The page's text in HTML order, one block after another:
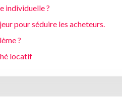
individuelle ?
pour séduire les acheteurs.
?
locatif